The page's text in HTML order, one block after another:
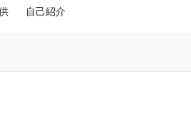
自己紹介